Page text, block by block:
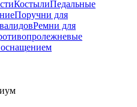
КостылиПедальные
Поручни для
Ремни для